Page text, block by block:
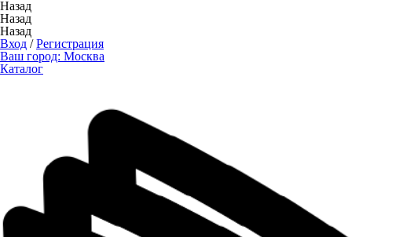
Назад
Назад
Назад
Вход /Регистрация
Ваш город: Москва
Каталог